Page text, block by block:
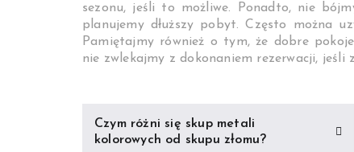
sezonu, jeśli to możliwe. Ponadto, nie
planujemy dłuższy pobyt. Często można
Pamiętajmy również o tym, że dobre
nie zwlekajmy z dokonaniem rezerwacji, jeśli
Nawigacja
wpisu
Czym różni się skup metali
kolorowych od skupu złomu?